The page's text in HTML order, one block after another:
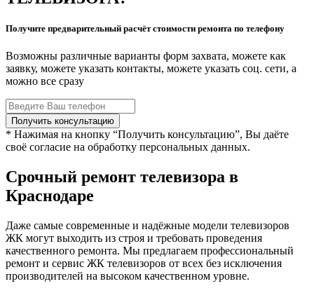
Получите предварительный расчёт стоимости ремонта по телефону
Возможны различные варианты форм захвата, можете как
заявку, можете указать контакты, можете указать соц. сети, а
можно все сразу
* Нажимая на кнопку “Получить консультацию”, Вы даёте
своё согласие на обработку персональных данных.
Срочный ремонт телевизора в
Краснодаре
Даже самые современные и надёжные модели телевизоров
ЖК могут выходить из строя и требовать проведения
качественного ремонта. Мы предлагаем профессиональный
ремонт и сервис ЖК телевизоров от всех без исключения
производителей на высоком качественном уровне.